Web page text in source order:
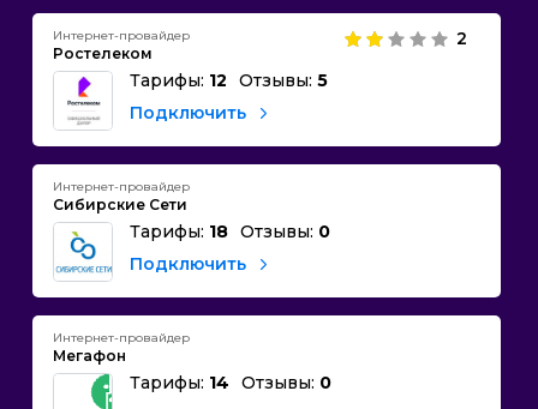
Интернет-провайдер
Ростелеком
2
Тарифы: 12 Отзывы: 5
Подключить
Интернет-провайдер
Сибирские Сети
Тарифы: 18 Отзывы: 0
Подключить
Интернет-провайдер
Мегафон
Тарифы: 14 Отзывы: 0